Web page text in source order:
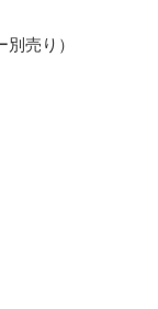
売り）